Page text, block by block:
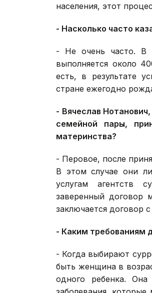
населения, этот
- Насколько часто
- Не очень часто. В
выполняется около
есть, в результате
стране ежегодно
- Вячеслав
семейной пары,
материнства?
- Перовое, после
В этом случае они
услугам агентств
заверенный договор
заключается договор
- Каким требованиям
- Когда выбирают
быть женщина в
одного ребенка.